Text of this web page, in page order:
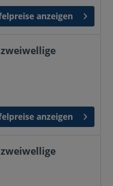
anzeigen
anzeigen